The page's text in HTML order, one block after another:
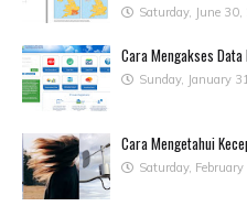
Saturday, June
Cara Mengakses
Sunday, January
Cara Mengetahui
Saturday,